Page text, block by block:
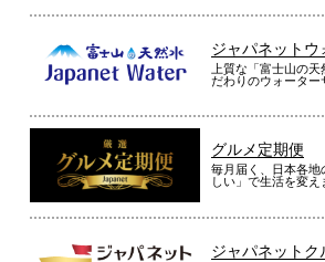
ジャパネットウ
上質な「富士山の
だわりのウォーター
グルメ定期便
毎月届く、日本各地
しい」で生活を変え
ジャパネットク